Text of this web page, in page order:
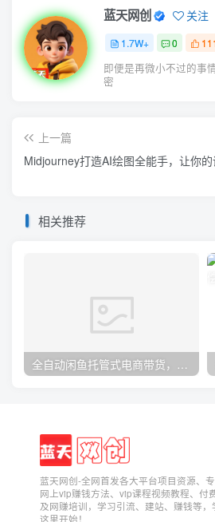
蓝天网创 关注
1.7W+ 0
即便是再微小不过的事
密
上一篇
Midjourney打造AI绘图全能手，让你
相关推荐
全自动闲鱼托管式电商带货，一部手机和一个闲鱼号就可以开干，轻松实现月入五位数
蓝天网创-全网首发各大平台项目资源、
网上vip赚钱方法、vip课程视频教程、付
及网赚培训，学习引流、建站、赚钱等，
这里开始！